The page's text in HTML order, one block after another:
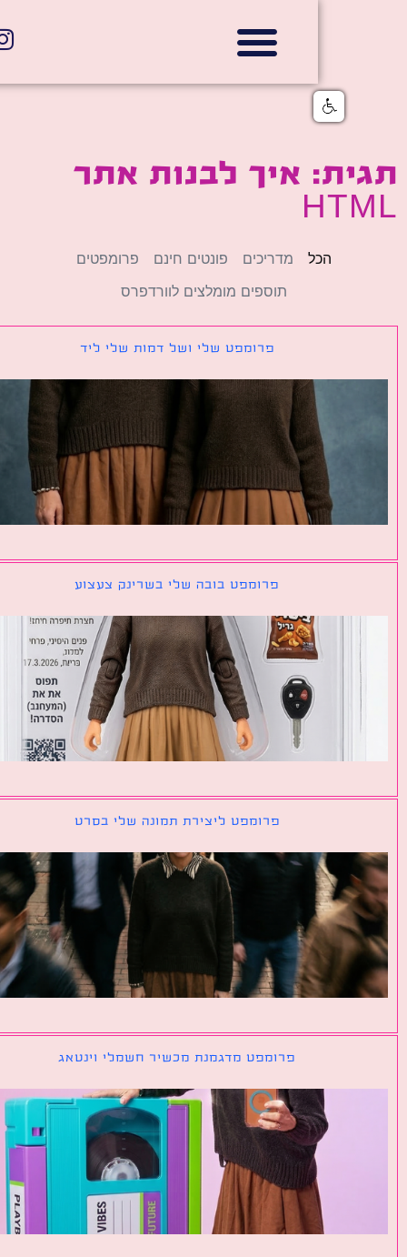
איך לבנות אתר
מדריכים פונטים חינם
פרומפטים
תוספים מומלצים לוורדפרס
פרומפט שלי ושל דמות שלי ליד
פרומפט בובה שלי בשרינק צעצוע
פרומפט ליצירת תמונה שלי בסרט
פרומפט מדגמנת מכשיר חשמלי וינטאג